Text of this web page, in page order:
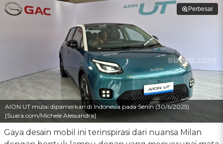
Perbesar
AION UT mulai dipamerkan di Indonesia pada Senin (30/6/2025).
[Suara.com/Michele Alessandra]
Gaya desain mobil ini terinspirasi dari nuansa Milan